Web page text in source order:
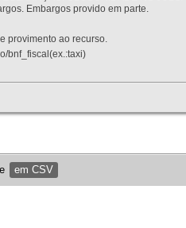
Embargos provido em parte.
provimento ao recurso.
bnf_fiscal(ex.:taxi)
e em CSV